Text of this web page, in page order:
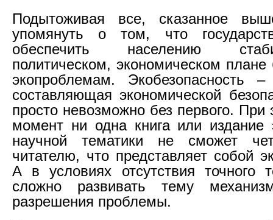
Подытоживая все, сказанное
упомянуть о том, что
обеспечить населению
политическом, экономическом
экопроблемам. Экобезопасность
составляющая экономической
просто невозможно без первого.
момент ни одна книга или издание
научной тематики не сможет
читателю, что представляет собой
А в условиях отсутствия точного
сложно развивать тему
разрешения проблемы.